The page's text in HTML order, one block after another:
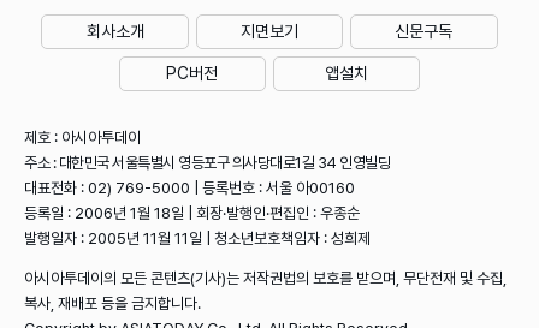
회사소개 지면보기 신문구독
PC버전 앱설치
제호 : 아시아투데이
주소 : 대한민국 서울특별시 영등포구 의사당대로1길 34 인영빌딩
대표전화 : 02) 769-5000 | 등록번호 : 서울 아00160
등록일 : 2006년 1월 18일 | 회장·발행인·편집인 : 우종순
발행일자 : 2005년 11월 11일 | 청소년보호책임자 : 성희제
아시아투데이의 모든 콘텐츠(기사)는 저작권법의 보호를 받으며, 무단전재 및 수집,
복사, 재배포 등을 금지합니다.